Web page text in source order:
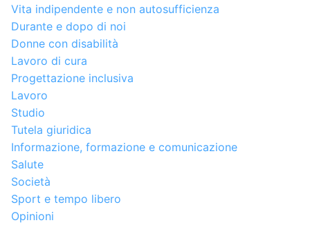
Vita indipendente e non autosufficienza
Durante e dopo di noi
Donne con disabilità
Lavoro di cura
Progettazione inclusiva
Lavoro
Studio
Tutela giuridica
Informazione, formazione e comunicazione
Salute
Società
Sport e tempo libero
Opinioni